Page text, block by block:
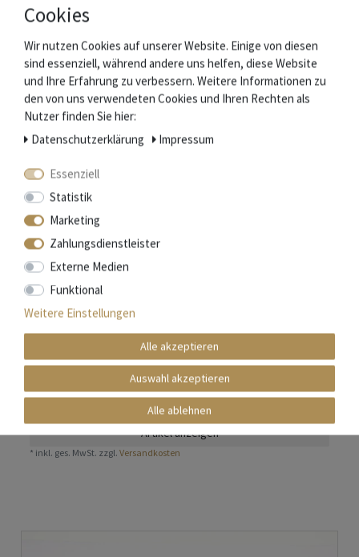
Natürlicher Schleifstein aus den Pyrenäen - 2 Korngrößen - Holzhalter
Nicht auf Lager
Artikel anzeigen
* inkl. ges. MwSt. zzgl.Versandkosten
Cookies
Wir nutzen Cookies auf unserer Website. Einige von diesen
sind essenziell, während andere uns helfen, diese Website
und Ihre Erfahrung zu verbessern. Weitere Informationen zu
den von uns verwendeten Cookies und Ihren Rechten als
Nutzer finden Sie hier:
Daten­schutz­erklärung
Impressum
Essenziell
Statistik
Marketing
Zahlungsdienstleister
Externe Medien
Funktional
Weitere Einstellungen
Alle akzeptieren
Auswahl akzeptieren
Alle ablehnen